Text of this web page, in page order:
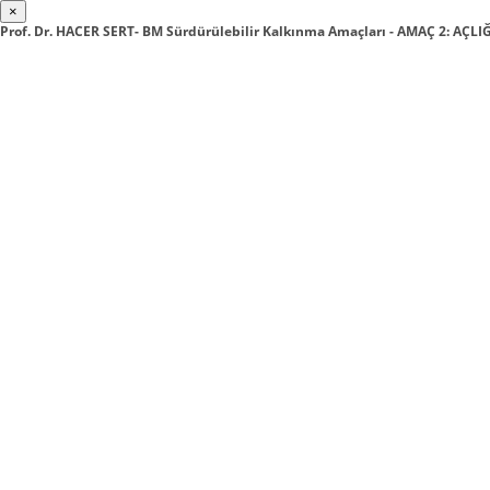
×
Prof. Dr. HACER SERT- BM Sürdürülebilir Kalkınma Amaçları - AMAÇ 2: